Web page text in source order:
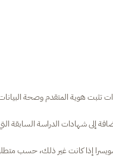
تثبت هوية المتقدم وصحة
شهادات الدراسة السابقة
إذا كانت غير ذلك، حسب